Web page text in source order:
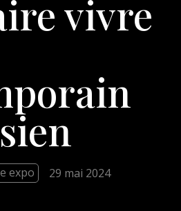
vivre
expo
29 mai 2024